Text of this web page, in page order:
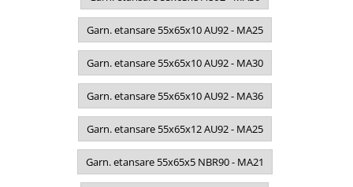
Garn. etansare 55x65x10 AU92 - MA25
Garn. etansare 55x65x10 AU92 - MA30
Garn. etansare 55x65x10 AU92 - MA36
Garn. etansare 55x65x12 AU92 - MA25
Garn. etansare 55x65x5 NBR90 - MA21